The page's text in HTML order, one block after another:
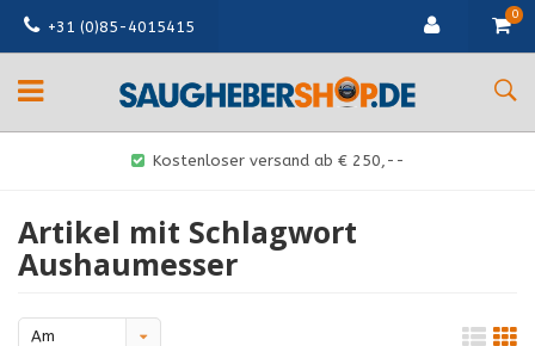
+31 (0)85-4015415
0
Kostenloser versand ab € 250,--
Artikel mit Schlagwort
Aushaumesser
Am